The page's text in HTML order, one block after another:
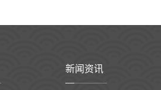
新闻资讯